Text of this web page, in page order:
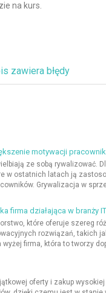
na kurs.
zawiera błędy
motywacji
ze sobą rywalizować.
w ostatnich latach ją
Grywalizacja w
firma działająca w branży IT
które oferuje szereg
rozwiązań, takich
firma, która to tworzy
oferty i zakup